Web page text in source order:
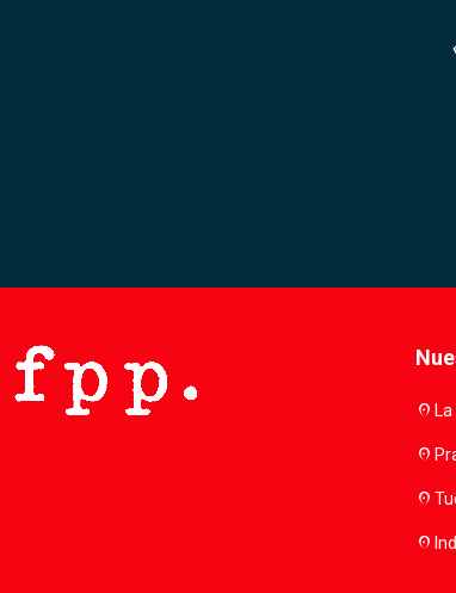
location_on
location_on
location_on
location_on